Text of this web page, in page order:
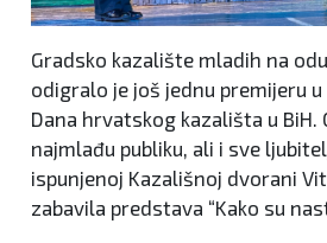
Gradsko kazalište mladih na
odigralo je još jednu premijeru u
Dana hrvatskog kazališta u BiH.
najmlađu publiku, ali i sve
ispunjenoj Kazališnoj dvorani
zabavila predstava “Kako su